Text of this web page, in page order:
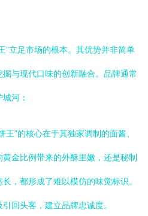
”立足市场的根本。其优势并非简单
与现代口味的创新融合。品牌通常
河：
王”的核心在于其独家调制的面酱、
金比例带来的外酥里嫩，还是秘制
，都形成了难以模仿的味觉标识。
回头客，建立品牌忠诚度。